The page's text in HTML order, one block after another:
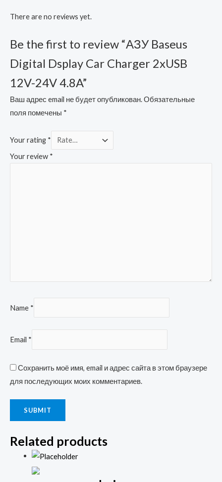
There are no reviews yet.
Be the first to review “АЗУ Baseus
Digital Dsplay Car Charger 2xUSB
12V-24V 4.8A”
Ваш адрес email не будет опубликован.Обязательные
поля помечены *
Your rating *
Your review *
Name *
Email *
Сохранить моё имя, email и адрес сайта в этом браузере
для последующих моих комментариев.
Related products